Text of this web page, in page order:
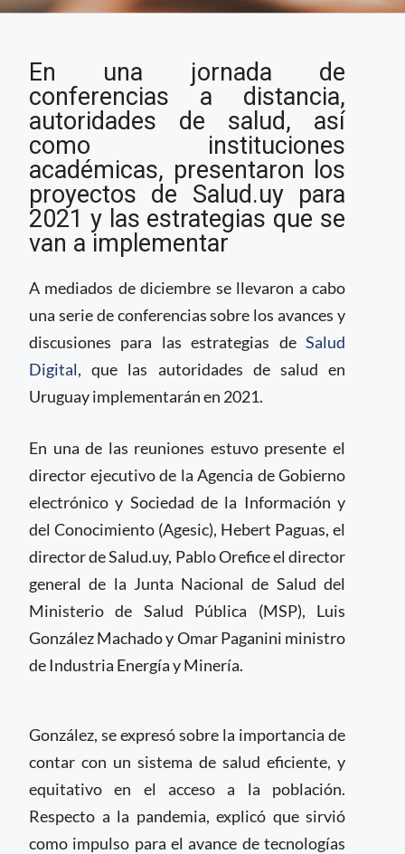
en Uruguay plantean
los desafíos en Salud
Digital para 2021
En una jornada de
conferencias a distancia,
autoridades de salud, así
como instituciones
académicas, presentaron los
proyectos de Salud.uy para
2021 y las estrategias que se
van a implementar
A mediados de diciembre se llevaron a cabo
una serie de conferencias sobre los avances y
discusiones para las estrategias de Salud
Digital, que las autoridades de salud en
Uruguay implementarán en 2021.
En una de las reuniones estuvo presente el
director ejecutivo de la Agencia de Gobierno
electrónico y Sociedad de la Información y
del Conocimiento (Agesic), Hebert Paguas, el
director de Salud.uy, Pablo Orefice el director
general de la Junta Nacional de Salud del
Ministerio de Salud Pública (MSP), Luis
González Machado y Omar Paganini ministro
de Industria Energía y Minería.
González, se expresó sobre la importancia de
contar con un sistema de salud eficiente, y
equitativo en el acceso a la población.
Respecto a la pandemia, explicó que sirvió
como impulso para el avance de tecnologías